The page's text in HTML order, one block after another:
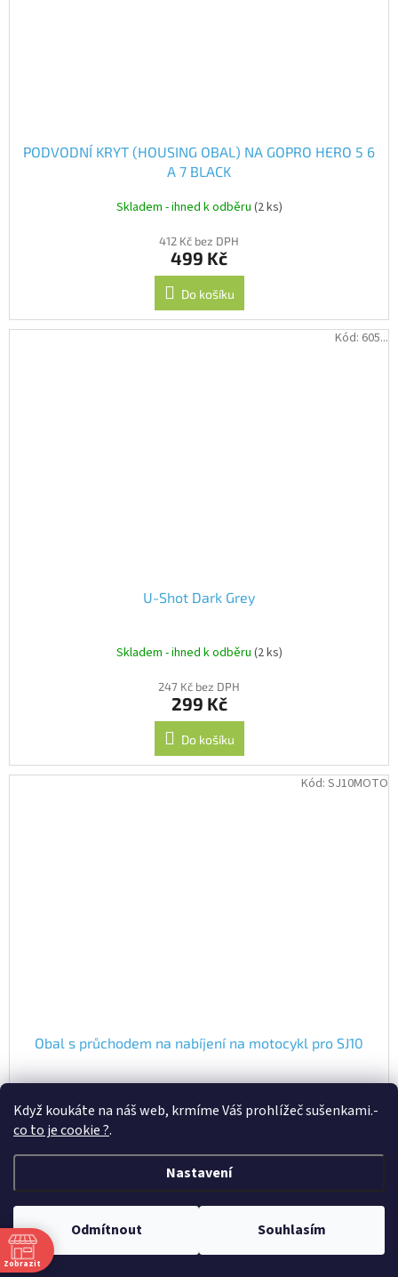
Když koukáte na náš web, krmíme Váš prohlížeč sušenkami.-
co to je cookie ?.
Nastavení
Odmítnout Souhlasím
PODVODNÍ KRYT (HOUSING OBAL) NA GOPRO HERO 5 6
A 7 BLACK
Skladem - ihned k odběru (2 ks)
412 Kč bez DPH
499 Kč
Do košíku
U-Shot Dark Grey
Skladem - ihned k odběru (2 ks)
247 Kč bez DPH
299 Kč
Do košíku
Kód: 605...
Obal s průchodem na nabíjení na motocykl pro SJ10
Kód: SJ10MOTO
Kód:
Zobrazit